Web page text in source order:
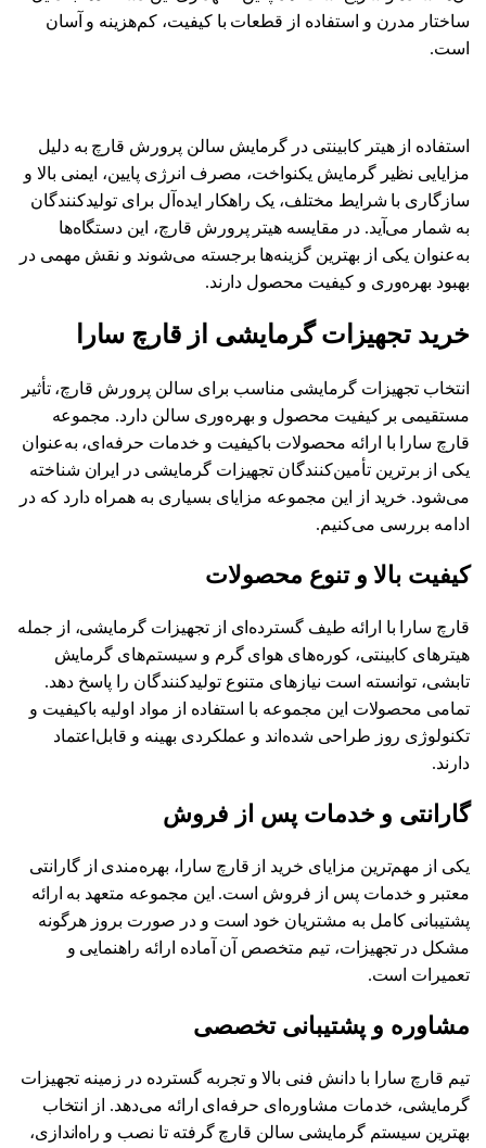
ساختار مدرن و استفاده از قطعات با کیفیت، کم‌هزینه و آسان
است.
استفاده از هیتر کابینتی در گرمایش سالن پرورش قارچ به دلیل
مزایایی نظیر گرمایش یکنواخت، مصرف انرژی پایین، ایمنی بالا و
سازگاری با شرایط مختلف، یک راهکار ایده‌آل برای تولیدکنندگان
به شمار می‌آید. در مقایسه هیتر پرورش قارچ، این دستگاه‌ها
به‌عنوان یکی از بهترین گزینه‌ها برجسته می‌شوند و نقش مهمی در
بهبود بهره‌وری و کیفیت محصول دارند.
خرید تجهیزات گرمایشی از قارچ سارا
انتخاب تجهیزات گرمایشی مناسب برای سالن پرورش قارچ، تأثیر
مستقیمی بر کیفیت محصول و بهره‌وری سالن دارد. مجموعه
قارچ سارا با ارائه محصولات باکیفیت و خدمات حرفه‌ای، به‌عنوان
یکی از برترین تأمین‌کنندگان تجهیزات گرمایشی در ایران شناخته
می‌شود. خرید از این مجموعه مزایای بسیاری به همراه دارد که در
ادامه بررسی می‌کنیم.
کیفیت بالا و تنوع محصولات
قارچ سارا با ارائه طیف گسترده‌ای از تجهیزات گرمایشی، از جمله
هیترهای کابینتی، کوره‌های هوای گرم و سیستم‌های گرمایش
تابشی، توانسته است نیازهای متنوع تولیدکنندگان را پاسخ دهد.
تمامی محصولات این مجموعه با استفاده از مواد اولیه باکیفیت و
تکنولوژی روز طراحی شده‌اند و عملکردی بهینه و قابل‌اعتماد
دارند.
گارانتی و خدمات پس از فروش
یکی از مهم‌ترین مزایای خرید از قارچ سارا، بهره‌مندی از گارانتی
معتبر و خدمات پس از فروش است. این مجموعه متعهد به ارائه
پشتیبانی کامل به مشتریان خود است و در صورت بروز هرگونه
مشکل در تجهیزات، تیم متخصص آن آماده ارائه راهنمایی و
تعمیرات است.
مشاوره و پشتیبانی تخصصی
تیم قارچ سارا با دانش فنی بالا و تجربه گسترده در زمینه تجهیزات
گرمایشی، خدمات مشاوره‌ای حرفه‌ای ارائه می‌دهد. از انتخاب
بهترین سیستم گرمایشی سالن قارچ گرفته تا نصب و راه‌اندازی،